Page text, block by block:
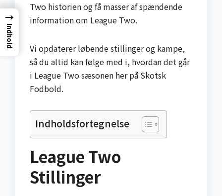
Two historien og få masser af spændende
information om League Two.
Vi opdaterer løbende stillinger og kampe,
så du altid kan følge med i, hvordan det går
i League Two sæsonen her på Skotsk
Fodbold.
Indholdsfortegnelse
League Two
Stillinger
→
Indhold